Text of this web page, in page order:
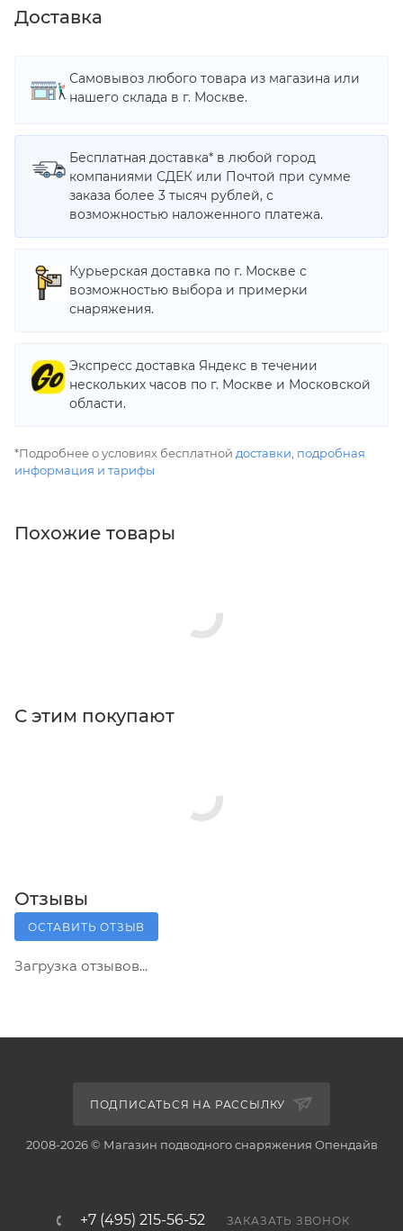
Доставка
Самовывоз любого товара из магазина или
нашего склада в г. Москве.
Бесплатная доставка* в любой город
компаниями СДЕК или Почтой при сумме
заказа более 3 тысяч рублей, с
возможностью наложенного платежа.
Курьерская доставка по г. Москве с
возможностью выбора и примерки
снаряжения.
Экспресс доставка Яндекс в течении
нескольких часов по г. Москве и Московской
области.
*Подробнее о условиях бесплатной доставки подробная
информация и тарифы
Похожие товары
С этим покупают
Отзывы
ОСТАВИТЬ ОТЗЫВ
Загрузка отзывов...
ПОДПИСАТЬСЯ НА РАССЫЛКУ
2008-2026 © Магазин подводного снаряжения Опендайв
+7 (495) 215-56-52 ЗАКАЗАТЬ ЗВОНОК